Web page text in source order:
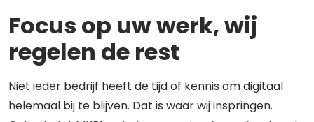
Focus op uw werk, wij
regelen de rest
Niet ieder bedrijf heeft de tijd of kennis om digitaal
helemaal bij te blijven. Dat is waar wij inspringen.